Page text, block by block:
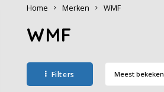
Home Merken WMF
WMF
Filters Meest bekeken